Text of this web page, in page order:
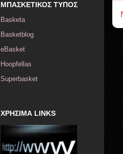
ΜΠΑΣΚΕΤΙΚΟΣ ΤΥΠΟΣ
Basketa
Basketblog
eBasket
Hoopfellas
Superbasket
ΧΡΗΣΙΜΑ LINKS